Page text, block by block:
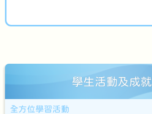
學生活動及成就
全方位學習活動